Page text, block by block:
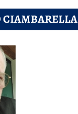
CIAMBARELLA